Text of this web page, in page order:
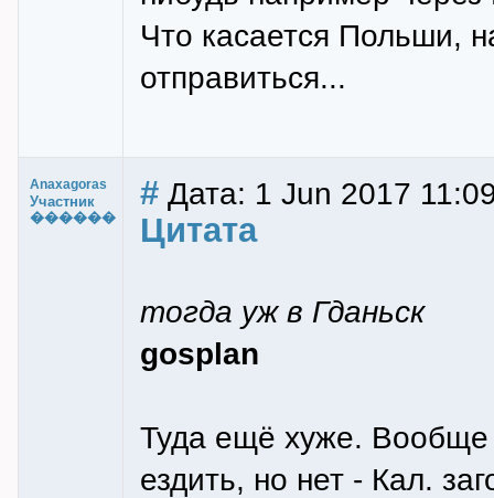
Что касается Польши,
отправиться...
Anaxagoras
Участник
������
# Дата: 1 Jun 2017
Цитата
тогда уж в Гданьск
gosplan
Туда ещё хуже. Вообще
ездить, но нет - Кал.